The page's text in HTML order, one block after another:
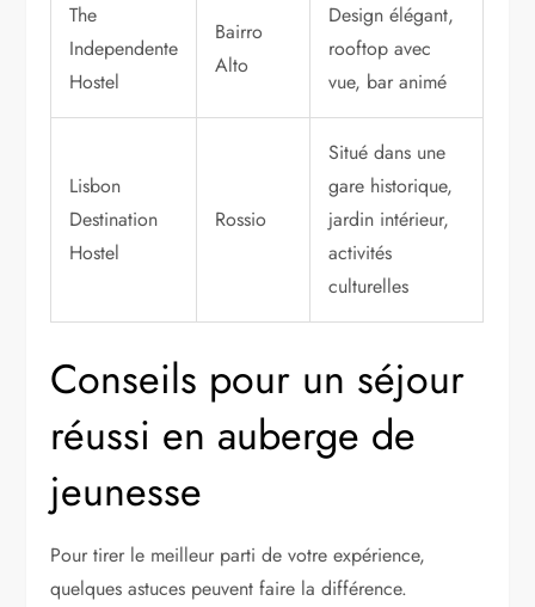
The
Independente
Hostel
Bairro
Alto
Design élégant,
rooftop avec
vue, bar animé
Lisbon
Destination
Hostel
Rossio
Situé dans une
gare historique,
jardin intérieur,
activités
culturelles
Conseils pour un séjour
réussi en auberge de
jeunesse
Pour tirer le meilleur parti de votre expérience,
quelques astuces peuvent faire la différence.